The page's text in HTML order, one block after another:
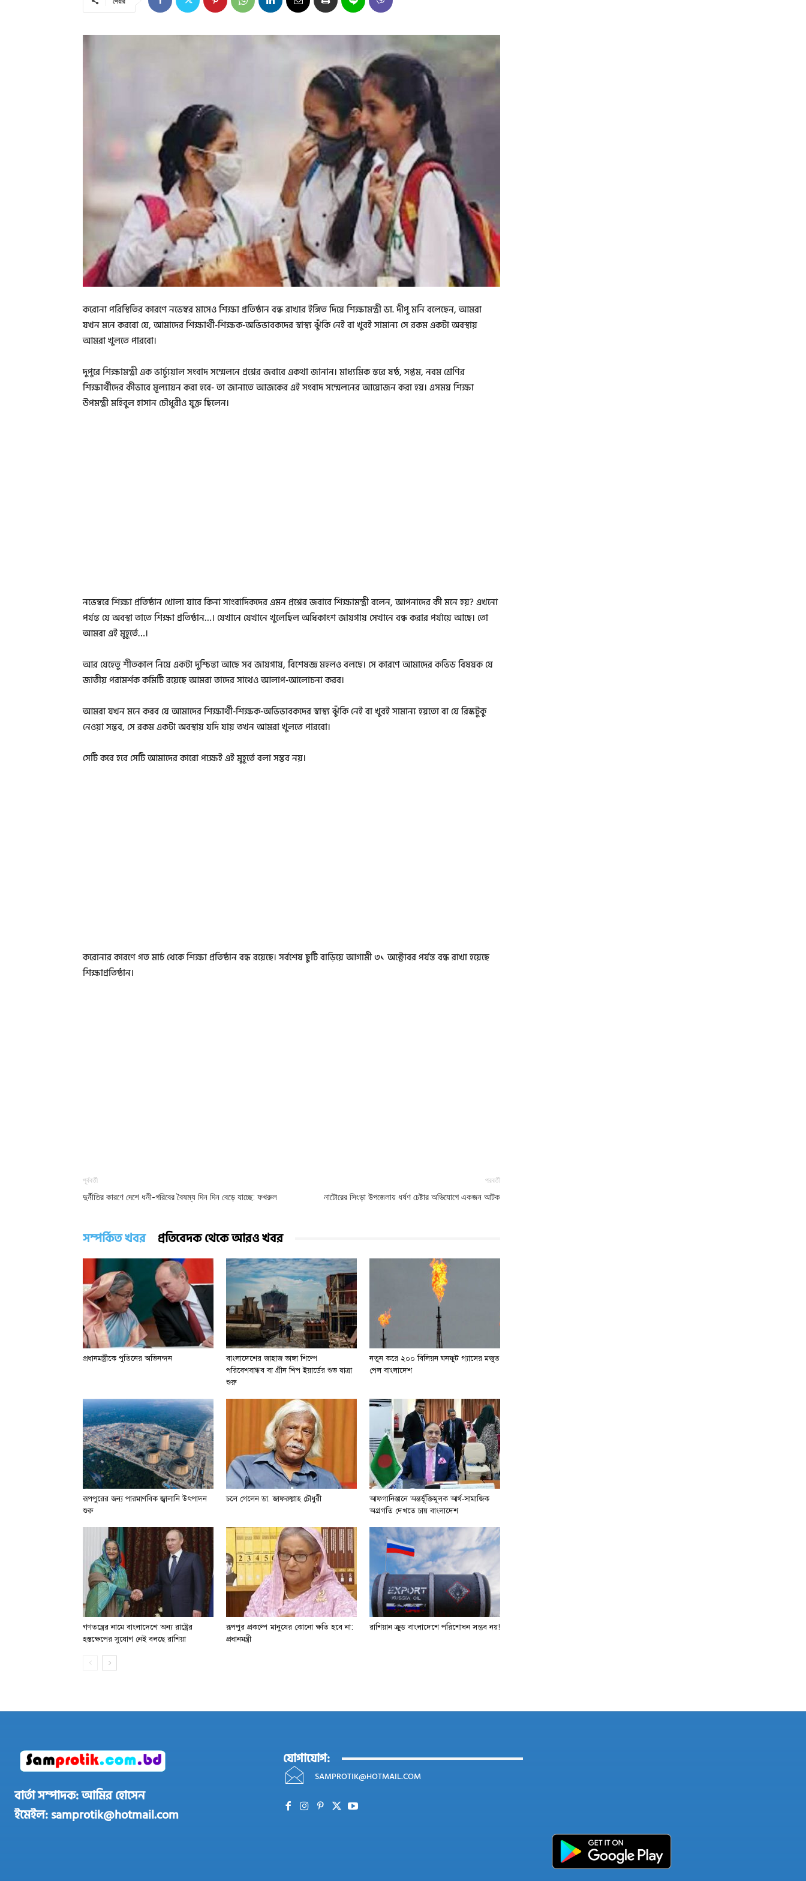
করোনা পরিস্থিতির কারণে নভেম্বর মাসেও শিক্ষা প্রতিষ্ঠান বন্ধ রাখার ইঙ্গিত দিয়ে শিক্ষামন্ত্রী ডা. দীপু মনি বলেছেন, আমরা
যখন মনে করবো যে, আমাদের শিক্ষার্থী-শিক্ষক-অভিভাবকদের স্বাস্থ্য ঝুঁকি নেই বা খুবই সামান্য সে রকম একটা অবস্থায়
আমরা খুলতে পারবো।
দুপুরে শিক্ষামন্ত্রী এক ভার্চ্যুয়াল সংবাদ সম্মেলনে প্রশ্নের জবাবে একথা জানান। মাধ্যমিক স্তরে ষষ্ঠ, সপ্তম, নবম শ্রেণির
শিক্ষার্থীদের কীভাবে মূল্যায়ন করা হবে- তা জানাতে আজকের এই সংবাদ সম্মেলনের আয়োজন করা হয়। এসময় শিক্ষা
উপমন্ত্রী মহিবুল হাসান চৌধুরীও যুক্ত ছিলেন।
নভেম্বরে শিক্ষা প্রতিষ্ঠান খোলা যাবে কিনা সাংবাদিকদের এমন প্রশ্নের জবাবে শিক্ষামন্ত্রী বলেন, আপনাদের কী মনে হয়? এখনো
পর্যন্ত যে অবস্থা তাতে শিক্ষা প্রতিষ্ঠান…। যেখানে যেখানে খুলেছিল অধিকাংশ জায়গায় সেখানে বন্ধ করার পর্যায়ে আছে। তো
আমরা এই মুহূর্তে…।
আর যেহেতু শীতকাল নিয়ে একটা দুশ্চিন্তা আছে সব জায়গায়, বিশেষজ্ঞ মহলও বলছে। সে কারণে আমাদের কভিড বিষয়ক যে
জাতীয় পরামর্শক কমিটি রয়েছে আমরা তাদের সাথেও আলাপ-আলোচনা করব।
আমরা যখন মনে করব যে আমাদের শিক্ষার্থী-শিক্ষক-অভিভাবকদের স্বাস্থ্য ঝুঁকি নেই বা খুবই সামান্য হয়তো বা যে রিস্কটুকু
নেওয়া সম্ভব, সে রকম একটা অবস্থায় যদি যায় তখন আমরা খুলতে পারবো।
সেটি কবে হবে সেটি আমাদের কারো পক্ষেই এই মুহূর্তে বলা সম্ভব নয়।
করোনার কারণে গত মার্চ থেকে শিক্ষা প্রতিষ্ঠান বন্ধ রয়েছে। সর্বশেষ ছুটি বাড়িয়ে আগামী ৩১ অক্টোবর পর্যন্ত বন্ধ রাখা হয়েছে
শিক্ষাপ্রতিষ্ঠান।
পূর্ববর্তী
দুর্নীতির কারণে দেশে ধনী-গরিবের বৈষম্য দিন দিন বেড়ে যাচ্ছে: ফখরুল
পরবর্তী
নাটোরের সিংড়া উপজেলায় ধর্ষণ চেষ্টার অভিযোগে একজন আটক
সম্পর্কিত খবর প্রতিবেদক থেকে আরও খবর
প্রধানমন্ত্রীকে পুতিনের অভিনন্দন
বাংলাদেশের জাহাজ ভাঙ্গা শিল্পে
পরিবেশবান্ধব বা গ্রীন শিপ ইয়ার্ডের শুভ যাত্রা
শুরু
নতুন করে ২০০ বিলিয়ন ঘনফুট গ্যাসের মজুত
পেল বাংলাদেশ
রূপপুরের জন্য পারমাণবিক জ্বালানি উৎপাদন
শুরু
চলে গেলেন ডা. জাফরুল্লাহ চৌধুরী
আফগানিস্তানে অন্তর্ভূক্তিমূলক আর্থ-সামাজিক
অগ্রগতি দেখতে চায় বাংলাদেশ
গণতন্ত্রের নামে বাংলাদেশে অন্য রাষ্ট্রের
হস্তক্ষেপের সুযোগ নেই বলছে রাশিয়া
রূপপুর প্রকল্পে মানুষের কোনো ক্ষতি হবে না:
প্রধানমন্ত্রী
রাশিয়ান ক্রুড বাংলাদেশে পরিশোধন সম্ভব নয়!
বার্তা সম্পাদক: আমির হোসেন
ইমেইল: samprotik@hotmail.com
যোগাযোগ:
SAMPROTIK@HOTMAIL.COM